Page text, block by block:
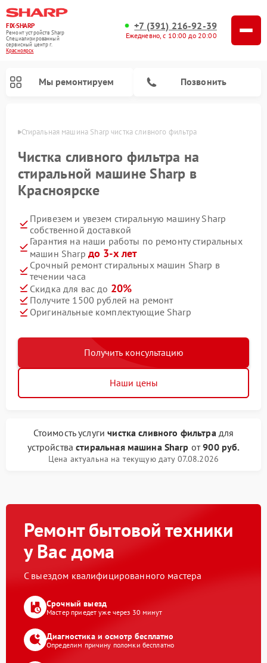
FIX-SHARP
Ремонт устройств Sharp
Специализированный
cервисный центр г.
Красноярск
+7 (391) 216-92-39
Ежедневно, с 10:00 до 20:00
Мы ремонтируем Позвонить
Стиральная машина Sharp чистка сливного фильтра
Чистка сливного фильтра на
стиральной машине Sharp в
Красноярске
Привезем и увезем стиральную машину Sharp
собственной доставкой
Гарантия на наши работы по ремонту стиральных
машин Sharp до 3-х лет
Срочный ремонт стиральных машин Sharp в
течении часа
Скидка для вас до 20%
Получите 1500 рублей на ремонт
Оригинальные комплектующие Sharp
Получить консультацию
Наши цены
Стоимость услугичистка сливного фильтра для
устройствастиральная машина Sharp от900 руб.
Цена актуальна на текущую дату 07.08.2026
Ремонт бытовой техники
у Вас дома
С выездом квалифицированного мастера
Срочный выезд
Мастер приедет уже через 30 минут
Диагностика и осмотр бесплатно
Определим причину поломки бесплатно